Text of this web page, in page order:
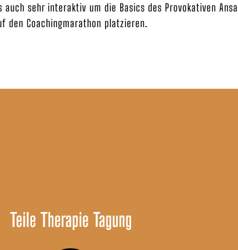
sehr interaktiv um die Basics des Provokativen
den Coachingmarathon platzieren.